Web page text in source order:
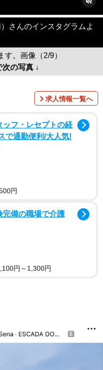
さんのインスタグラムよ
す。画像（2/9）
次の写真 ↓
求人情報一覧へ
ッフ・レセプトの経
で通勤便利/大人気!
円
完備の職場で介護
円～1,300円